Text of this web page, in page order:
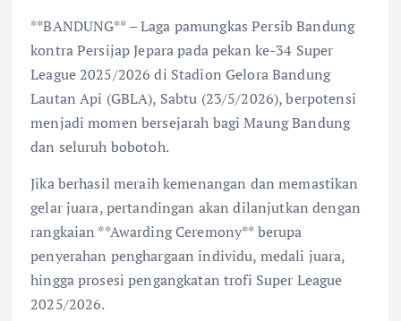
**BANDUNG** – Laga pamungkas Persib Bandung
kontra Persijap Jepara pada pekan ke-34 Super
League 2025/2026 di Stadion Gelora Bandung
Lautan Api (GBLA), Sabtu (23/5/2026), berpotensi
menjadi momen bersejarah bagi Maung Bandung
dan seluruh bobotoh.
Jika berhasil meraih kemenangan dan memastikan
gelar juara, pertandingan akan dilanjutkan dengan
rangkaian **Awarding Ceremony** berupa
penyerahan penghargaan individu, medali juara,
hingga prosesi pengangkatan trofi Super League
2025/2026.